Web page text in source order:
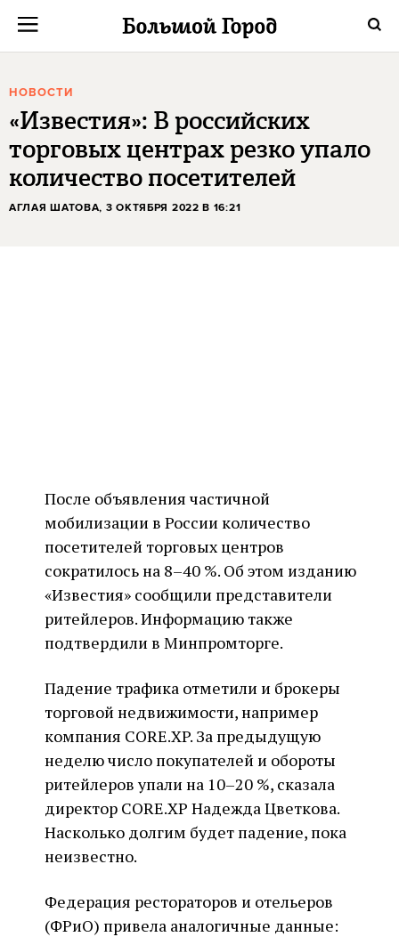
НОВОСТИ
«Известия»: В российских
торговых центрах резко упало
количество посетителей
АГЛАЯ ШАТОВА, 3 ОКТЯБРЯ 2022 В 16:21
После объявления частичной
мобилизации в России количество
посетителей торговых центров
сократилось на 8–40 %. Об этом изданию
«Известия» сообщили представители
ритейлеров. Информацию также
подтвердили в Минпромторге.
Падение трафика отметили и брокеры
торговой недвижимости, например
компания CORE.XP. За предыдущую
неделю число покупателей и обороты
ритейлеров упали на 10–20 %, сказала
директор CORE.XP Надежда Цветкова.
Насколько долгим будет падение, пока
неизвестно.
Федерация рестораторов и отельеров
(ФРиО) привела аналогичные данные: